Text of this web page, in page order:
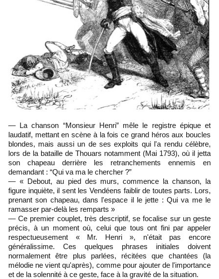
— La chanson “Monsieur Henri” mêle le registre épique et
laudatif, mettant en scène à la fois ce grand héros aux boucles
blondes, mais aussi un de ses exploits qui l'a rendu célèbre,
lors de la bataille de Thouars notamment (Mai 1793), où il jetta
son chapeau derrière les retranchements ennemis en
demandant : “Qui va ma le chercher ?”
— « Debout, au pied des murs, commence la chanson, la
figure inquiète, il sent les Vendéens faiblir de toutes parts. Lors,
prenant son chapeau, dans l'espace il le jette : Qui va me le
ramasser par-delà les remparts »
— Ce premier couplet, très descriptif, se focalise sur un geste
précis, à un moment où, celui que tous ont fini par appeler
respectueusement « Mr. Henri », n'était pas encore
généralissime. Ces quelques phrases initiales doivent
normalement être plus parlées, récitées que chantées (la
mélodie ne vient qu'après), comme pour ajouter de l'importance
et de la solennité à ce geste, face à la gravité de la situation.